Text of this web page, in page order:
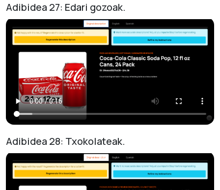
Adibidea 27: Edari gozoak.
Adibidea 28: Txokolateak.